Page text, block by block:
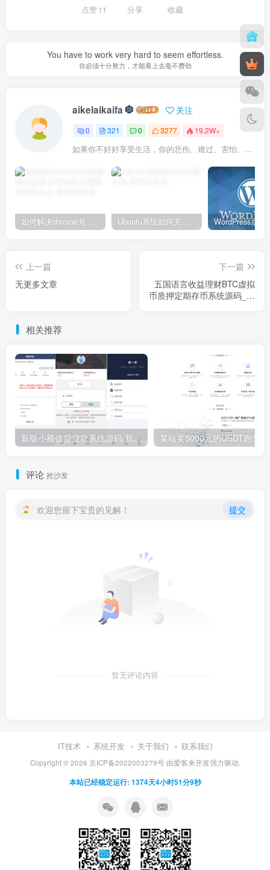
点赞11 分享 收藏
You have to work very hard to seem effortless.
你必须十分努力，才能看上去毫不费劲
aikelaikaifa 关注
0 321 0 3277 19.2W+
如果你不好好享受生活，你的悲伤、难过、害怕、羞愧和内疚会代替你享受
如何解决chrome浏览器显示您要访问的是诈骗网站解决办法 Ubuntu系统如何关闭防火墙
上一篇
无更多文章
下一篇
五国语言收益理财BTC虚拟
币质押定期存币系统源码_加
相关推荐
新版小额借贷贷款系统源码/新增推广APP下载页面/内附搭建教程
评论 抢沙发
欢迎您留下宝贵的见解！ 提交
暂无评论内容
IT技术 系统开发 关于我们 联系我们
Copyright ©2026 京ICP备2022003279号由爱客来开发强力驱动.
本站已经稳定运行: 1374天4小时51分10秒